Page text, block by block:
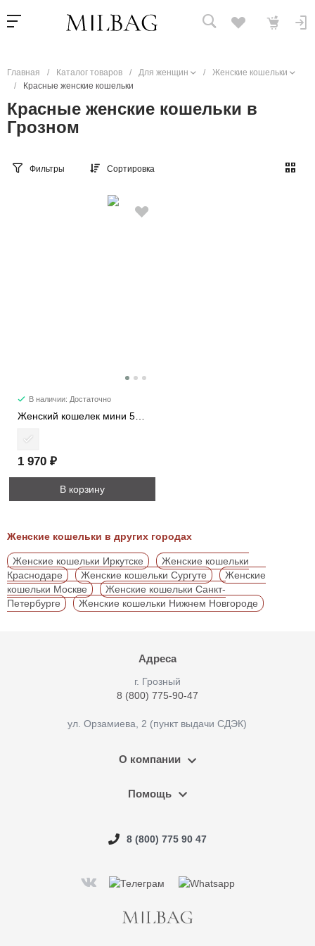
Главная / Каталог товаров / Для женщин /
Женские кошельки
/
Красные женские кошельки
Красные женские кошельки в
Грозном
Фильтры Сортировка
В наличии: Достаточно
1 970 ₽
В корзину
Женские кошельки в других городах
Женские кошельки Иркутске
Женские кошельки
Краснодаре
Женские кошельки Сургуте
Женские
кошельки Москве
Женские кошельки Санкт-
Петербурге
Женские кошельки Нижнем Новгороде
Адреса
г. Грозный
8 (800) 775-90-47
ул. Орзамиева, 2 (пункт выдачи СДЭК)
О компании
Помощь
8 (800) 775 90 47